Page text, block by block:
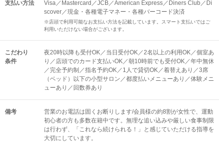
支払い方法
Visa／Mastercard／JCB／American Express／Diners Club／Di
scover／現金・各種電子マネー・各種バーコード決済
※店頭で利用可能なお支払い方法を記載しています。スマート支払いではご
利用いただけない場合がございます。
こだわり
条件
夜20時以降も受付OK／当日受付OK／2名以上の利用OK／個室あ
り／店頭でのカード支払いOK／朝10時前でも受付OK／年中無休
／完全予約制／指名予約OK／1人で貸切OK／着替えあり／3席
（ベッド）以下の小型サロン／都度払いメニューあり／体験メニ
ューあり／回数券あり
備考
営業のお電話は固くお断りします/会員様の約8割が女性で、運動
初心者の方も多数在籍中です。無理な追い込みや厳しい食事制限
は行わず、「これなら続けられる！」と感じていただける指導を
大切にしています。